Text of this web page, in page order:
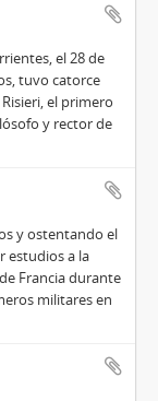
el 28 de
tuvo catorce
el primero
y rector de
y ostentando el
estudios a la
Francia durante
militares en